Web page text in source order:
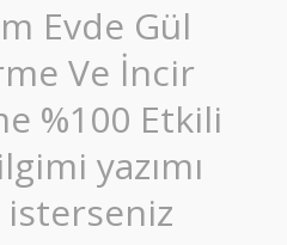
Evde Gül
Ve İncir
%100 Etkili
yazımı